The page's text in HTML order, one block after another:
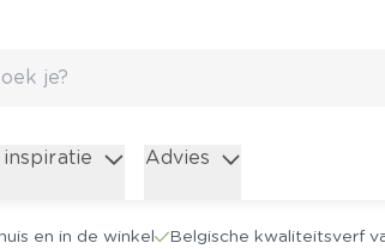
Advies
en in de winkel Belgische kwaliteitsverf